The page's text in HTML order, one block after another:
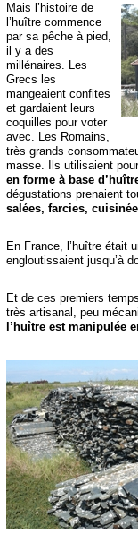
Mais l’histoire de
l’huître commence
par sa pêche à pied,
il y a des
millénaires. Les
Grecs les
mangeaient confites
et gardaient leurs
coquilles pour voter
avec. Les Romains,
très grands
masse. Ils utilisaient
en forme à base
dégustations prenaient
salées, farcies,
En France, l’huître était
engloutissaient jusqu’à
Et de ces premiers
très artisanal, peu
l’huître est manipulée